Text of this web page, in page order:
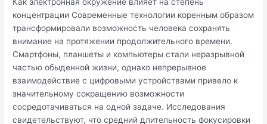
концентрации Современные технологии коренным образом
трансформировали возможность человека сохранять
внимание на протяжении продолжительного времени.
Смартфоны, планшеты и компьютеры стали неразрывной
частью обыденной жизни, однако непрерывное
взаимодействие с цифровыми устройствами привело к
значительному сокращению возможности
сосредотачиваться на одной задаче. Исследования
свидетельствуют, что средний длительность фокусировки
степень
концентрации